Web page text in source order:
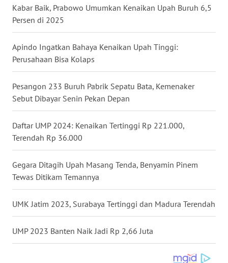
Kabar Baik, Prabowo Umumkan Kenaikan Upah Buruh 6,5
Persen di 2025
Apindo Ingatkan Bahaya Kenaikan Upah Tinggi:
Perusahaan Bisa Kolaps
Pesangon 233 Buruh Pabrik Sepatu Bata, Kemenaker
Sebut Dibayar Senin Pekan Depan
Daftar UMP 2024: Kenaikan Tertinggi Rp 221.000,
Terendah Rp 36.000
Gegara Ditagih Upah Masang Tenda, Benyamin Pinem
Tewas Ditikam Temannya
UMK Jatim 2023, Surabaya Tertinggi dan Madura Terendah
UMP 2023 Banten Naik Jadi Rp 2,66 Juta
WN
SULBAR
WN
BABEL
WN
SUMBAR
WN
SUMSEL
WN
BENGKULU
WN